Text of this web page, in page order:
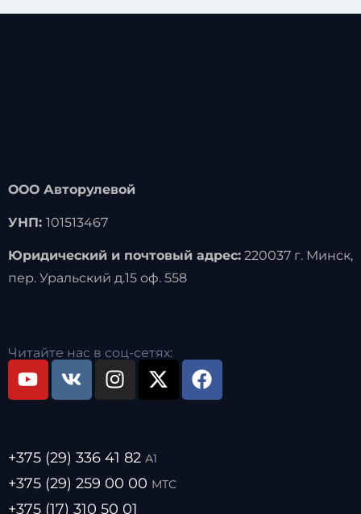
ООО Авторулевой
УНП: 101513467
Юридический и почтовый адрес:220037 г. Минск,
пер. Уральский д.15 оф. 558
Читайте нас в соц-сетях:
+375 (29) 336 41 82 А1
+375 (29) 259 00 00 МТС
+375 (17) 310 50 01